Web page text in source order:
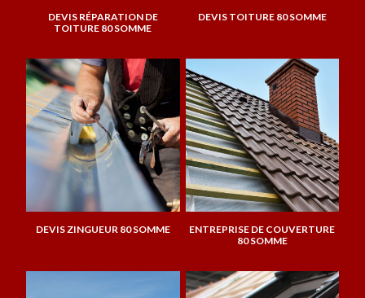
DEVIS RÉPARATION DE
TOITURE 80 SOMME
DEVIS TOITURE 80 SOMME
DEVIS ZINGUEUR 80 SOMME
ENTREPRISE DE COUVERTURE
80 SOMME